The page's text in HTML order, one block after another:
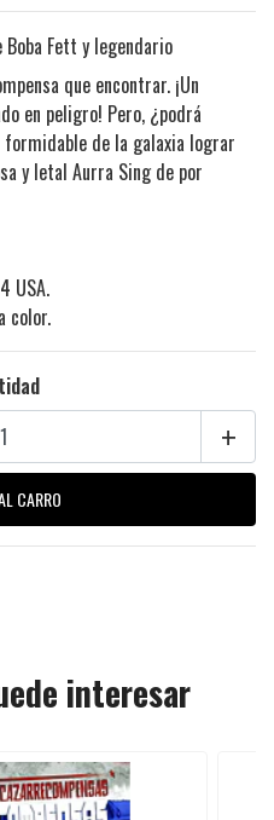
Fett y legendario
que encontrar. ¡Un
en peligro! Pero, ¿podrá
de la galaxia lograr
y letal Aurra Sing de por
USA.
color.
+
interesar